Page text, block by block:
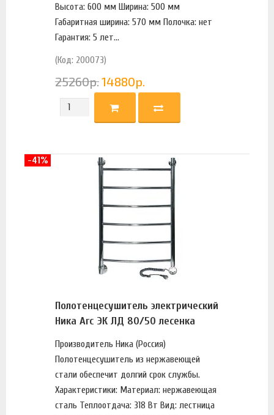
Высота: 600 мм Ширина: 500 мм
Габаритная ширина: 570 мм Полочка: нет
Гарантия: 5 лет...
(Код: 200073)
25260р.14880р.
Полотенцесушитель электрический
Ника Arc ЭК ЛД 80/50 лесенка
Производитель Ника (Россия)
Полотенцесушитель из нержавеющей
стали обеспечит долгий срок службы.
Характеристики: Материал: нержавеющая
сталь Теплоотдача: 318 Вт Вид: лестница
-41%